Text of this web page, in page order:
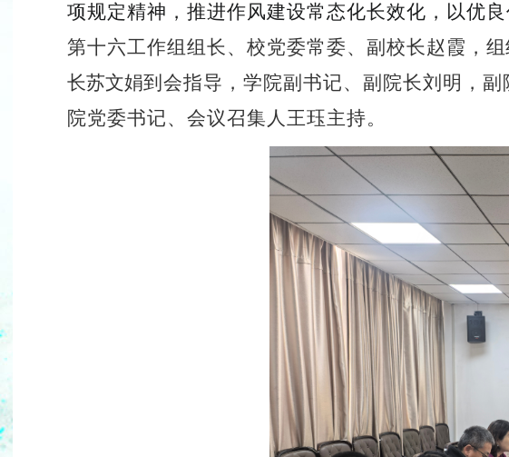
项规定精神，推进作风建设常态化长效化，以优
第十六工作组组长、校党委常委、副校长赵霞 ，
长苏文娟到会指导 ， 学院副书记、副院长刘明 ， 副
院党委书记、会议召集人王珏主持。